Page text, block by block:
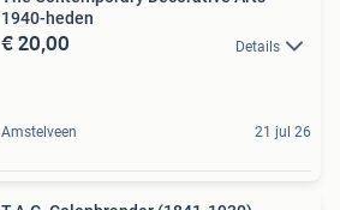
1940-heden
€ 20,00 Details
Amstelveen 21 jul 26